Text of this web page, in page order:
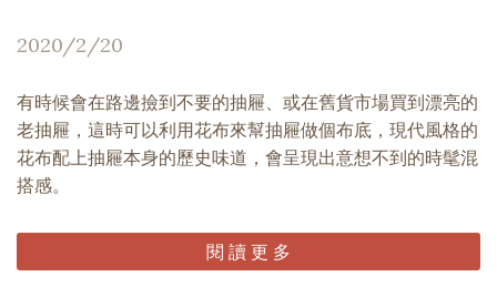
2020/2/20
有時候會在路邊撿到不要的抽屜、或在舊貨市場買到漂亮的
老抽屜，這時可以利用花布來幫抽屜做個布底，現代風格的
花布配上抽屜本身的歷史味道，會呈現出意想不到的時髦混
搭感。
閱 讀 更 多